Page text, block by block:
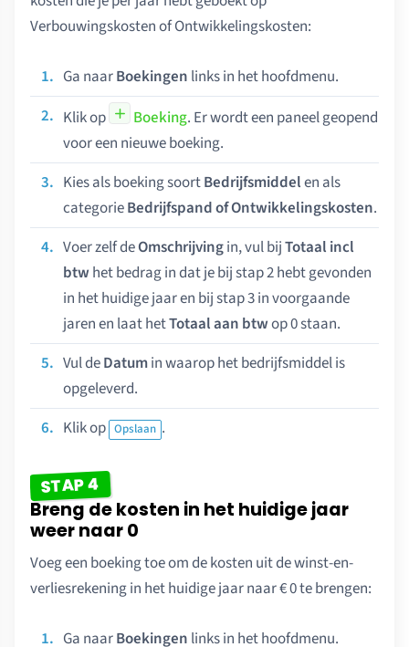
Verbouwingskosten of Ontwikkelingskosten:
Ga naarBoekingen links in het hoofdmenu.
Klik op
Boeking. Er wordt een paneel geopend
voor een nieuwe boeking.
Kies als boeking soortBedrijfsmiddelen als
categorieBedrijfspand of Ontwikkelingskosten.
Voer zelf deOmschrijvingin, vul bijTotaal incl
btw het bedrag in dat je bij stap 2 hebt gevonden
in het huidige jaar en bij stap 3 in voorgaande
jaren en laat hetTotaal aan btwop 0 staan.
Vul deDatumin waarop het bedrijfsmiddel is
opgeleverd.
Klik op Opslaan .
STAP 4
Breng de kosten in het huidige jaar
weer naar 0
Voeg een boeking toe om de kosten uit de winst-en-
verliesrekening in het huidige jaar naar € 0 te brengen:
Ga naarBoekingen links in het hoofdmenu.